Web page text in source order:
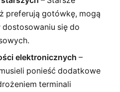
preferują gotówkę, mogą
się do
elektronicznych –
ponieść dodatkowe
terminali